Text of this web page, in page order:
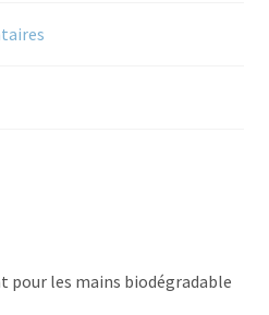
pour les mains biodégradable